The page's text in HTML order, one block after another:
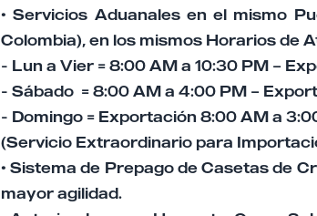
• Servicios Aduanales en el mismo
Colombia), en los mismos Horarios de
- Lun a Vier = 8:00 AM a 10:30 PM –
- Sábado = 8:00 AM a 4:00 PM –
- Domingo = Exportación 8:00 AM a
(Servicio Extraordinario para
• Sistema de Prepago de Casetas de
mayor agilidad.